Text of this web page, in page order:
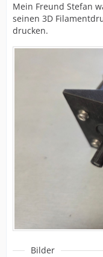
Mein Freund Stefan
seinen 3D
drucken.
Bilder